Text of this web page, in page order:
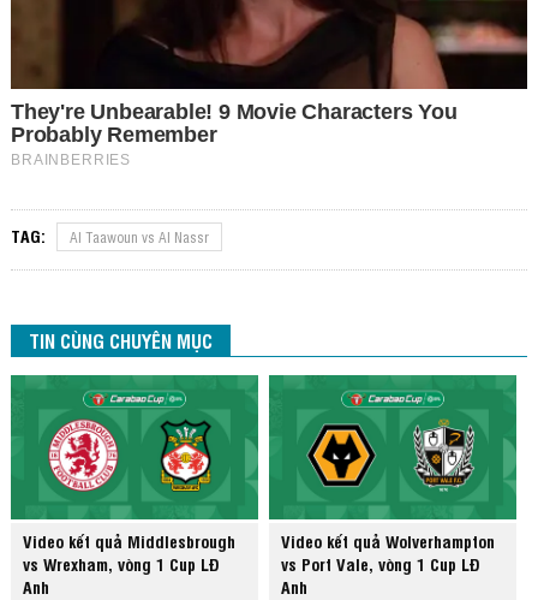
TAG: Al Taawoun vs Al Nassr
TIN CÙNG CHUYÊN MỤC
Video kết quả Middlesbrough
vs Wrexham, vòng 1 Cup LĐ
Anh
Video kết quả Wolverhampton
vs Port Vale, vòng 1 Cup LĐ
Anh